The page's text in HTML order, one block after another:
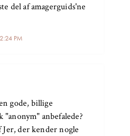
PM
del af amagerguids'ne
gode, billige
"anonym" anbefalede?
Jer, der kender nogle